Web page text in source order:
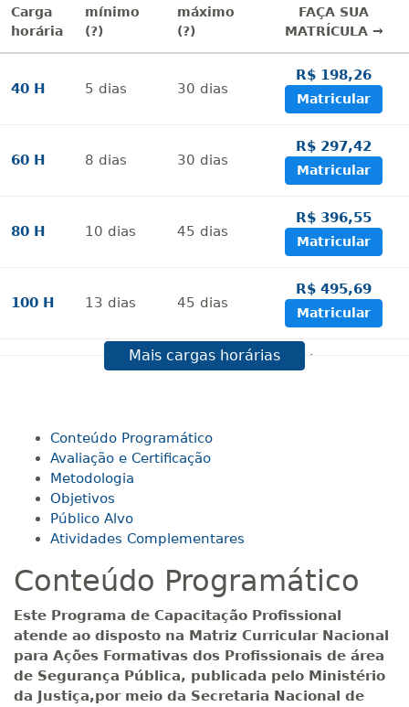
Carga
horária
mínimo
(?)
máximo
(?)
FAÇA SUA
MATRÍCULA →
40 H 5 dias 30 dias
R$ 198,26
Matricular
60 H 8 dias 30 dias
R$ 297,42
Matricular
80 H 10 dias 45 dias
R$ 396,55
Matricular
100 H 13 dias 45 dias
R$ 495,69
Matricular
dias 60dias
R$ 594,81
140 H 18dias 60dias
160 H 20 dias
180 H 23dias 90dias
R$ 892,23
200 H 25 dias 90dias
R$ 991,36
Matricular
Mais cargas horárias
Conteúdo Programático
Avaliação e Certificação
Metodologia
Objetivos
Público Alvo
Atividades Complementares
Conteúdo Programático
Este Programa de Capacitação Profissional
atende ao disposto na Matriz Curricular Nacional
para Ações Formativas dos Profissionais de área
de Segurança Pública, publicada pelo Ministério
da Justiça,por meio da Secretaria Nacional de